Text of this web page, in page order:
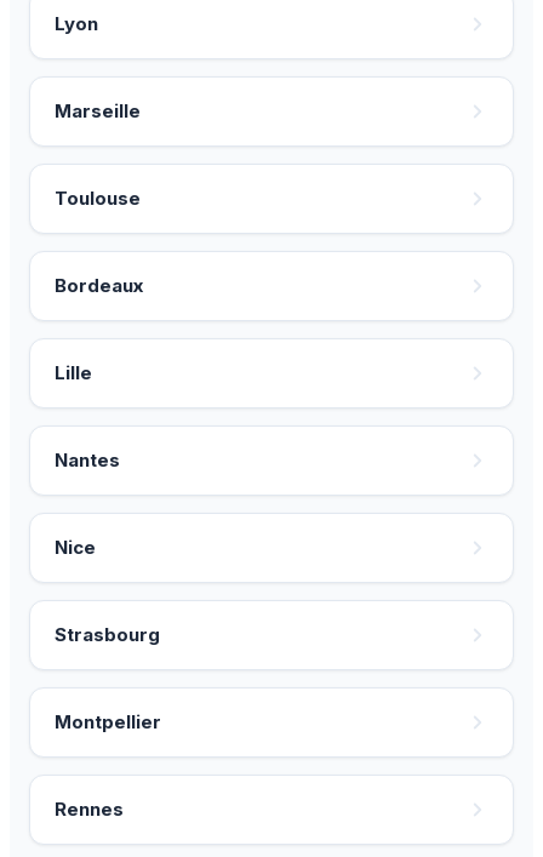
Lyon
Marseille
Toulouse
Bordeaux
Lille
Nantes
Nice
Strasbourg
Montpellier
Rennes